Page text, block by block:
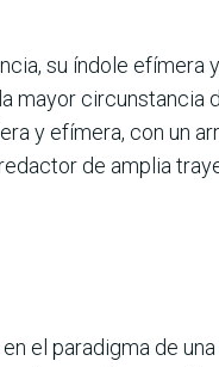
su índole efímera
mayor
y efímera, con un
de amplia
el paradigma de